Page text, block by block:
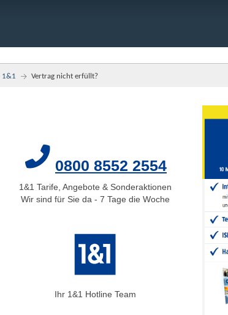
1&1 Vertrag nicht erfüllt?
0800 8552 2554
1&1 Tarife, Angebote & Sonderaktionen
Wir sind für Sie da - 7 Tage die Woche
Ihr 1&1 Hotline Team